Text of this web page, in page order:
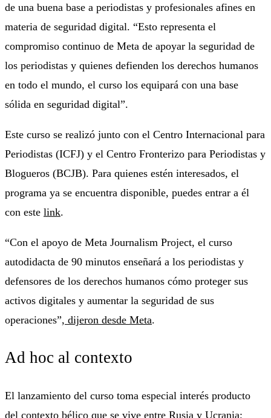
de una buena base a periodistas y profesionales afines en
materia de seguridad digital. “Esto representa el
compromiso continuo de Meta de apoyar la seguridad de
los periodistas y quienes defienden los derechos humanos
en todo el mundo, el curso los equipará con una base
sólida en seguridad digital”.
Este curso se realizó junto con el Centro Internacional para
Periodistas (ICFJ) y el Centro Fronterizo para Periodistas y
Blogueros (BCJB). Para quienes estén interesados, el
programa ya se encuentra disponible, puedes entrar a él
con este link.
“Con el apoyo de Meta Journalism Project, el curso
autodidacta de 90 minutos enseñará a los periodistas y
defensores de los derechos humanos cómo proteger sus
activos digitales y aumentar la seguridad de sus
operaciones”, dijeron desde Meta.
Ad hoc al contexto
El lanzamiento del curso toma especial interés producto
del contexto bélico que se vive entre Rusia y Ucrania;